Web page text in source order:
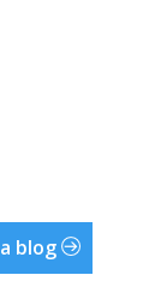
blog